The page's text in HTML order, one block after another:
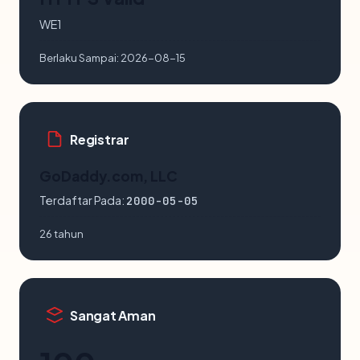
WE1
Berlaku Sampai: 2026-08-15
Registrar
Terdaftar Pada: 2000-05-05
26 tahun
Sangat Aman